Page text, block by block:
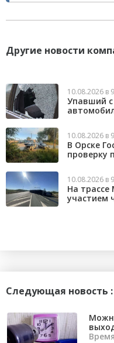
Другие новости
10.08.2026 в
Упавший
10.08.2026 в
В Орске
проверку
10.08.2026 в
На
участием
Следующая новость :